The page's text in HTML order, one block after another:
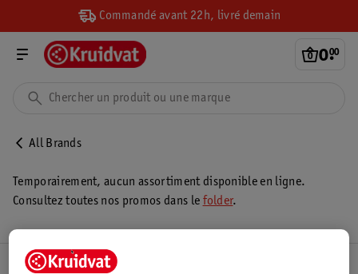
Commandé avant 22h, livré demain
0.
00
All Brands
Temporairement, aucun assortiment disponible en ligne.
Consultez toutes nos promos dans le folder.